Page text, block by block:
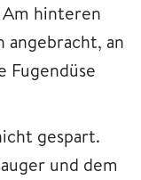
hinteren
angebracht, an
Fugendüse
gespart.
und dem